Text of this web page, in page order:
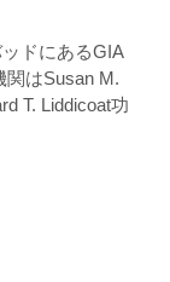
ドにあるGIA
関はSusan M.
T. Liddicoat功